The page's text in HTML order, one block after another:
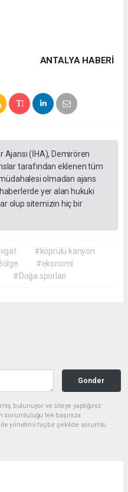
ANTALYA HABERİ
Ajansı (İHA), Demirören
tarafından eklenen tüm
olmadan ajans
yer alan hukuki
olup sitemizin hiç bir
#köprülü kanyon
#ekonomi
#Doğa sporları
Gonder
bulunuyor ve siteye yaptığınız
tek başınıza
yönetimi hiçbir şekilde sorumlu